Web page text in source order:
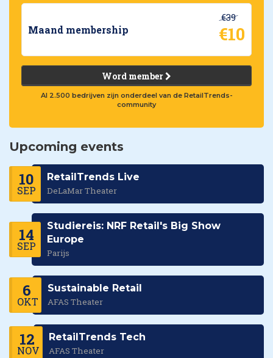
Maand membership
€39
€10
Word member
Al 2.500 bedrijven zijn onderdeel van de RetailTrends-
community
Upcoming events
10
SEP
RetailTrends Live
DeLaMar Theater
14
SEP
Studiereis: NRF Retail's Big Show
Europe
Parijs
6
OKT
Sustainable Retail
AFAS Theater
12
NOV
RetailTrends Tech
AFAS Theater